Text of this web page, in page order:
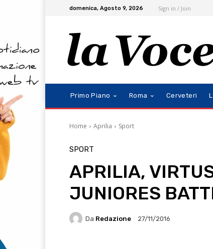
domenica, Agosto 9, 2026 Sign in / Join
Primo Piano Roma Cerveteri
Home Aprilia Sport
SPORT
APRILIA,
JUNIORES
Da Redazione 27/11/2016